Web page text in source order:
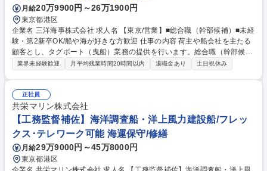
月給20万9900円～26万1900円
東京都港区
企業名 三洋海事株式会社 求人名 【東京/営業】■総合職（幹部候補）■未経
験・第2新卒OK/船や海が好きな方歓迎 仕事の内容 荷主や船会社を主たる
顧客とし、タグボート（曳船）業務の提供を行います。総合職（幹部候
補）としての採用のため転勤可能性有ですが、会社都合の転勤の場合、社
組み、緊急時には迅速にスケジュール変更する等の対応が必要になりま
す。 【タグボートとは】入出港する巨大船舶の操船補助に従事する小型の
船舶です。小さな船体ながら高馬力のエンジンを有し、特殊なプロペラに
より非常に機動力に優れており、船舶の安全な航行をサポートします。 募
集職種 【東京/営業】■総合職（幹部候補）■未経験・第2新卒OK/船や海が
好きな方歓迎
業界未経験歓迎 月平均残業時間20時間以内 退職金あり 土日祝休み
正社員
共栄マリン株式会社
【工務監督補佐】海洋調査船・洋上風力建設船/フレッ
クス･テレワーク可能 海運保守/修繕
月給29万9000円～45万8000円
東京都港区